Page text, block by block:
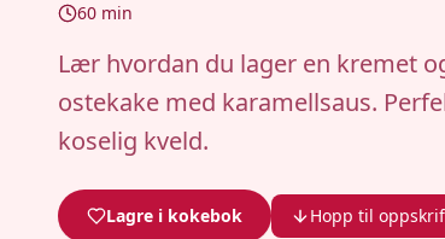
60 min
Lær hvordan du lager en kremet
ostekake med karamellsaus.
koselig kveld.
Lagre i kokebok Hopp til